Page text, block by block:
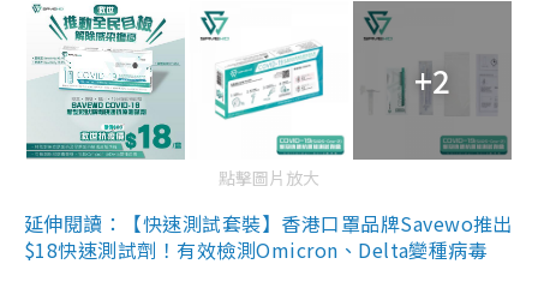
+2
點擊圖片放大
延伸閱讀：【快速測試套裝】香港口罩品牌Savewo推出
$18快速測試劑！有效檢測Omicron、Delta變種病毒